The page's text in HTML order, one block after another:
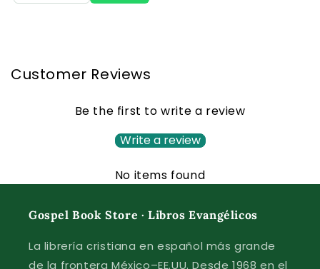
Customer Reviews
Be the first to write a review
Write a review
No items found
Gospel Book Store · Libros Evangélicos
La librería cristiana en español más grande
de la frontera México–EE.UU. Desde 1968 en el